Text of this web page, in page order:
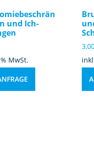
und Ich-
MwSt.